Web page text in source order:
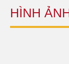
HÌNH